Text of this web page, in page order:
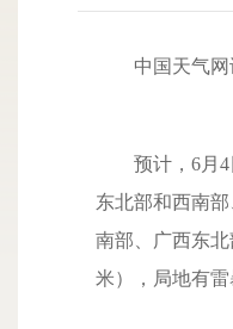
中国天气网讯
预计，6月4日
东北部和西南
南部、广西东
米），局地有雷